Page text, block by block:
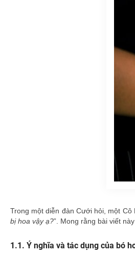
Trong một diễn đàn Cưới hỏi, một Cô
bị hoa vậy ạ?”. Mong rằng bài viết
Ý nghĩa và tác dụng của bó